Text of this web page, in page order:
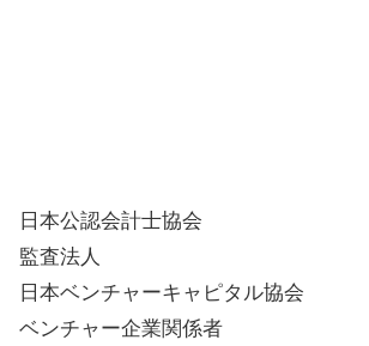
日本公認会計士協会
監査法人
日本ベンチャーキャピタル協会
ベンチャー企業関係者